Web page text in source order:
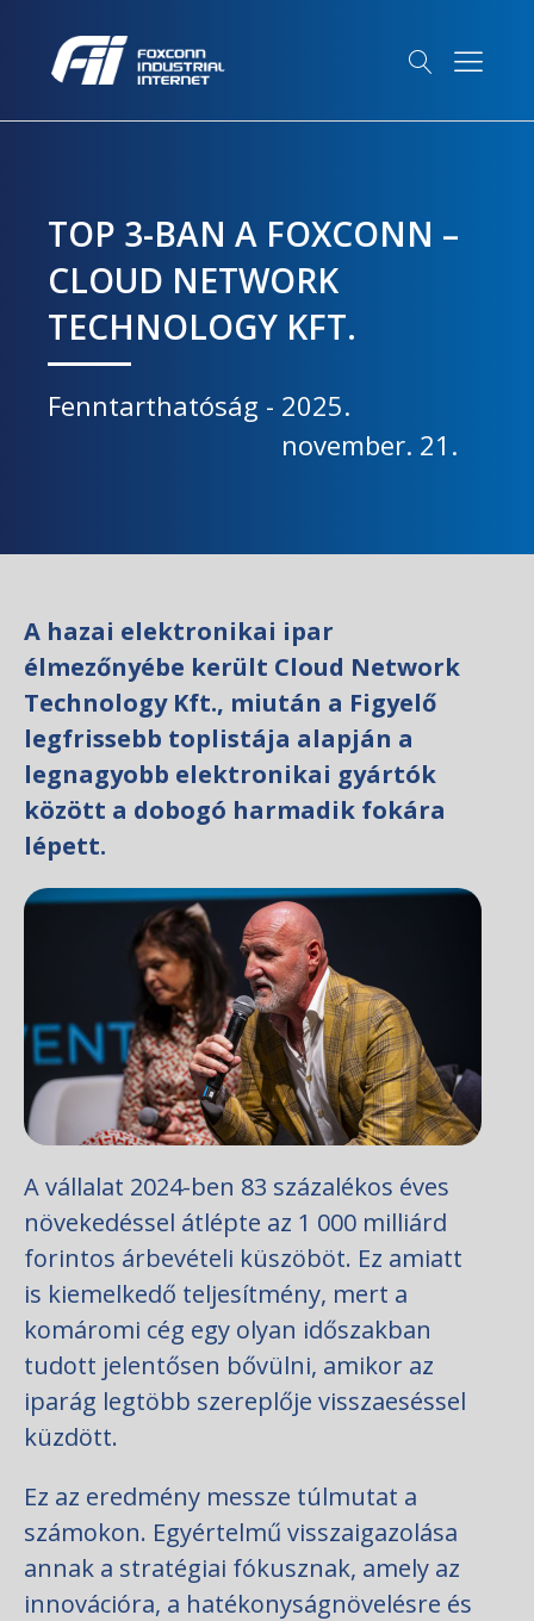
TOP 3-BAN A FOXCONN –
CLOUD NETWORK
TECHNOLOGY KFT.
Fenntarthatóság - 2025.
november. 21.
A hazai elektronikai ipar
élmezőnyébe került Cloud Network
Technology Kft., miután a Figyelő
legfrissebb toplistája alapján a
legnagyobb elektronikai gyártók
között a dobogó harmadik fokára
lépett.
A vállalat 2024-ben 83 százalékos éves
növekedéssel átlépte az 1 000 milliárd
forintos árbevételi küszöböt. Ez amiatt
is kiemelkedő teljesítmény, mert a
komáromi cég egy olyan időszakban
tudott jelentősen bővülni, amikor az
iparág legtöbb szereplője visszaeséssel
küzdött.
Ez az eredmény messze túlmutat a
számokon. Egyértelmű visszaigazolása
annak a stratégiai fókusznak, amely az
innovációra, a hatékonyságnövelésre és